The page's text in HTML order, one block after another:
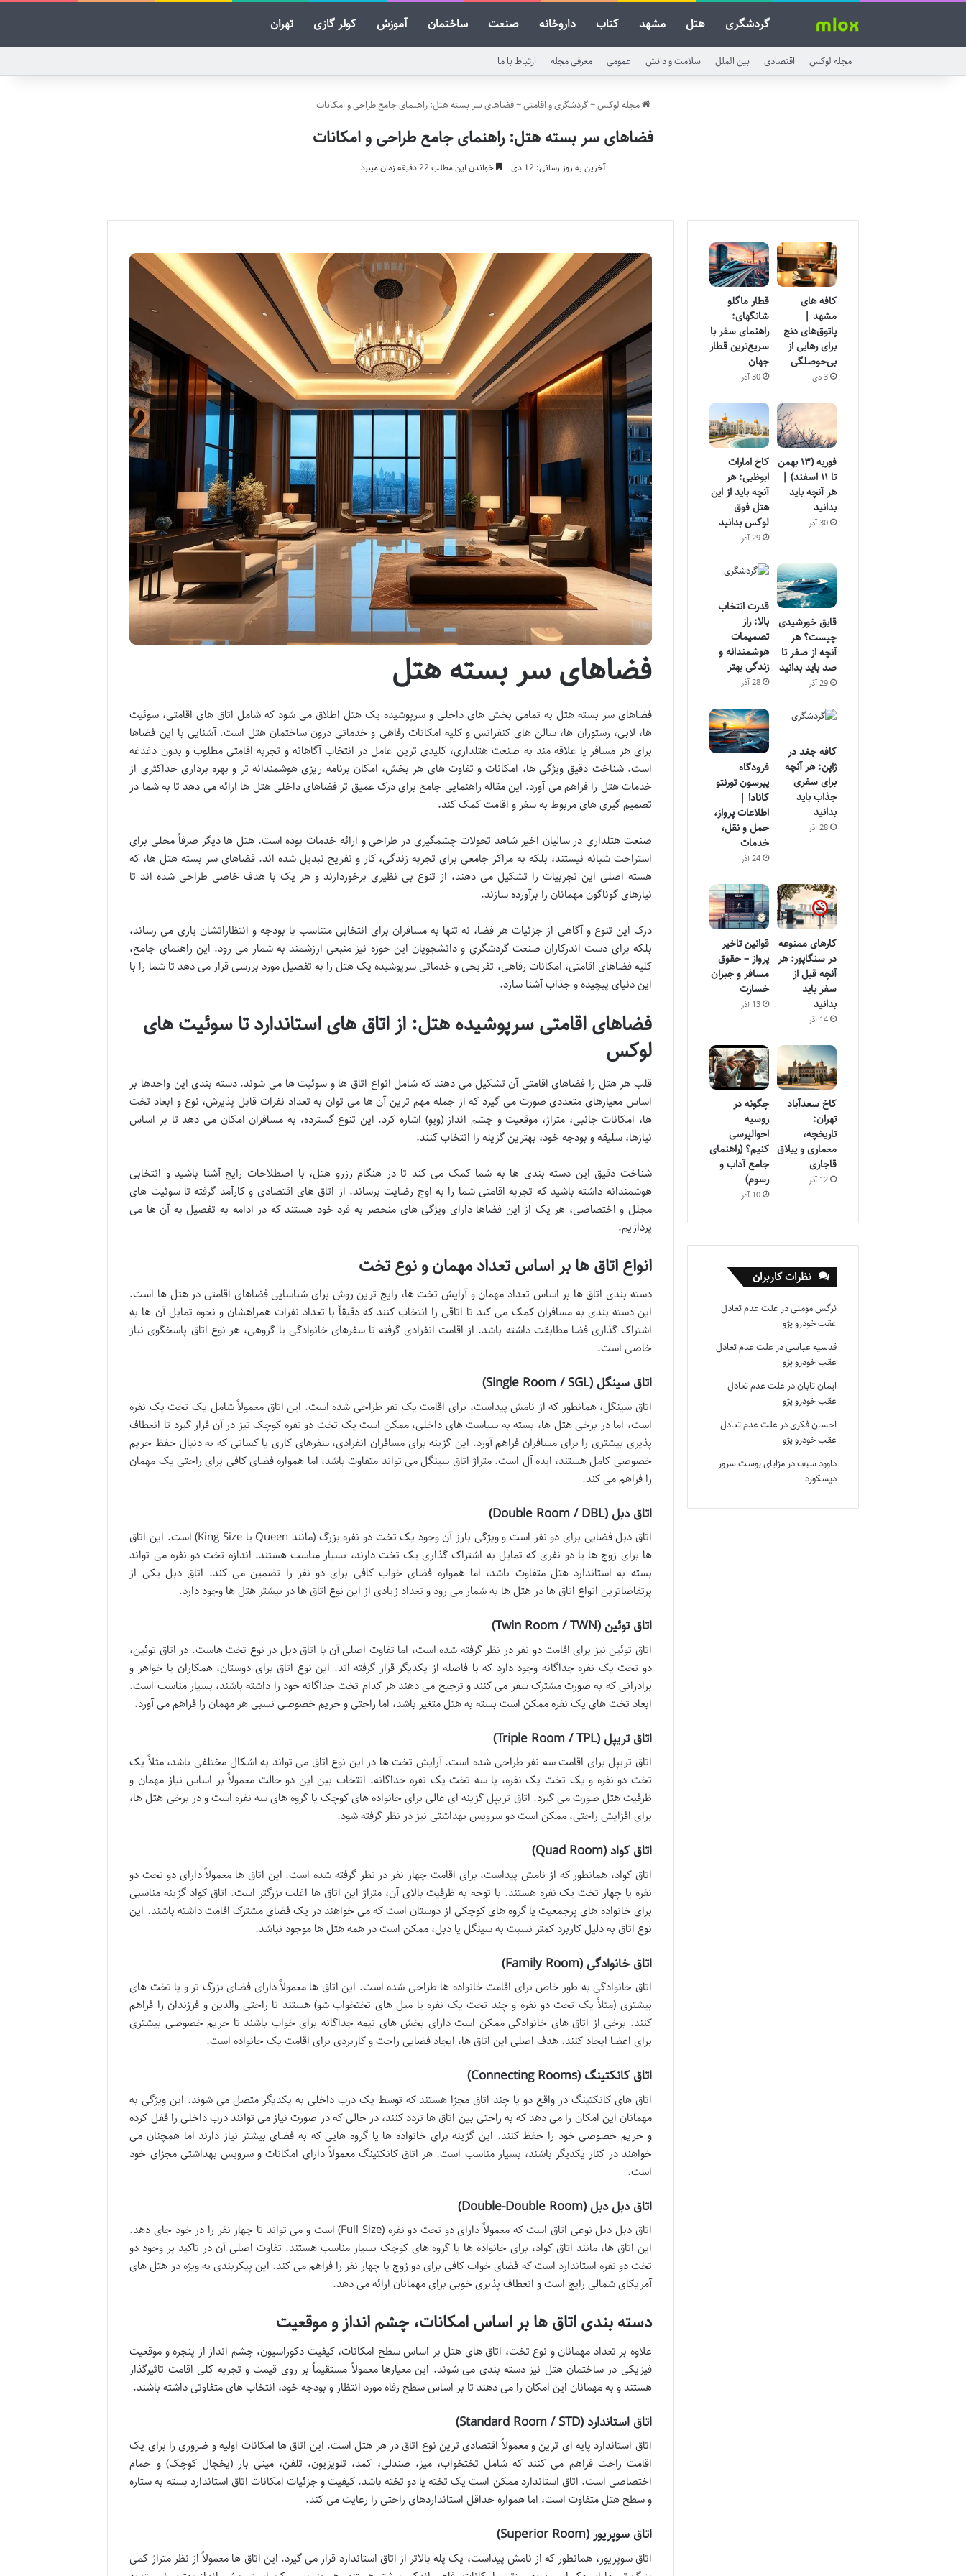
گردشگری هتل مشهد کتاب داروخانه صنعت ساختمان آموزش کولر گازی تهران
مجله لوکس اقتصادی بین الملل سلامت و دانش عمومی معرفی مجله ارتباط با ما
مجله لوکس~گردشگری و اقامتی~فضاهای سر بسته هتل: راهنمای جامع طراحی و امکانات
فضاهای سر بسته هتل: راهنمای جامع طراحی و امکانات
آخرین به روز رسانی: 12 دی خواندن این مطلب 22 دقیقه زمان میبرد
فضاهای سر بسته هتل
فضاهای سر بسته هتل به تمامی بخش های داخلی و سرپوشیده یک هتل اطلاق می شود که شامل اتاق های اقامتی، سوئیت
ها، لابی، رستوران ها، سالن های کنفرانس و کلیه امکانات رفاهی و خدماتی درون ساختمان هتل است. آشنایی با این فضاها
برای هر مسافر یا علاقه مند به صنعت هتلداری، کلیدی ترین عامل در انتخاب آگاهانه و تجربه اقامتی مطلوب و بدون دغدغه
است. شناخت دقیق ویژگی ها، امکانات و تفاوت های هر بخش، امکان برنامه ریزی هوشمندانه تر و بهره برداری حداکثری از
خدمات هتل را فراهم می آورد. این مقاله راهنمایی جامع برای درک عمیق تر فضاهای داخلی هتل ها ارائه می دهد تا به شما در
تصمیم گیری های مربوط به سفر و اقامت کمک کند.
صنعت هتلداری در سالیان اخیر شاهد تحولات چشمگیری در طراحی و ارائه خدمات بوده است. هتل ها دیگر صرفاً محلی برای
استراحت شبانه نیستند، بلکه به مراکز جامعی برای تجربه زندگی، کار و تفریح تبدیل شده اند. فضاهای سر بسته هتل ها، که
هسته اصلی این تجربیات را تشکیل می دهند، از تنوع بی نظیری برخوردارند و هر یک با هدف خاصی طراحی شده اند تا
نیازهای گوناگون مهمانان را برآورده سازند.
درک این تنوع و آگاهی از جزئیات هر فضا، نه تنها به مسافران برای انتخابی متناسب با بودجه و انتظاراتشان یاری می رساند،
بلکه برای دست اندرکاران صنعت گردشگری و دانشجویان این حوزه نیز منبعی ارزشمند به شمار می رود. این راهنمای جامع،
کلیه فضاهای اقامتی، امکانات رفاهی، تفریحی و خدماتی سرپوشیده یک هتل را به تفصیل مورد بررسی قرار می دهد تا شما را با
این دنیای پیچیده و جذاب آشنا سازد.
فضاهای اقامتی سرپوشیده هتل: از اتاق های استاندارد تا سوئیت های
لوکس
قلب هر هتل را فضاهای اقامتی آن تشکیل می دهند که شامل انواع اتاق ها و سوئیت ها می شوند. دسته بندی این واحدها بر
اساس معیارهای متعددی صورت می گیرد که از جمله مهم ترین آن ها می توان به تعداد نفرات قابل پذیرش، نوع و ابعاد تخت
ها، امکانات جانبی، متراژ، موقعیت و چشم انداز (ویو) اشاره کرد. این تنوع گسترده، به مسافران امکان می دهد تا بر اساس
نیازها، سلیقه و بودجه خود، بهترین گزینه را انتخاب کنند.
شناخت دقیق این دسته بندی ها به شما کمک می کند تا در هنگام رزرو هتل، با اصطلاحات رایج آشنا باشید و انتخابی
هوشمندانه داشته باشید که تجربه اقامتی شما را به اوج رضایت برساند. از اتاق های اقتصادی و کارآمد گرفته تا سوئیت های
مجلل و اختصاصی، هر یک از این فضاها دارای ویژگی های منحصر به فرد خود هستند که در ادامه به تفصیل به آن ها می
پردازیم.
انواع اتاق ها بر اساس تعداد مهمان و نوع تخت
دسته بندی اتاق ها بر اساس تعداد مهمان و آرایش تخت ها، رایج ترین روش برای شناسایی فضاهای اقامتی در هتل ها است.
این دسته بندی به مسافران کمک می کند تا اتاقی را انتخاب کنند که دقیقاً با تعداد نفرات همراهشان و نحوه تمایل آن ها به
اشتراک گذاری فضا مطابقت داشته باشد. از اقامت انفرادی گرفته تا سفرهای خانوادگی یا گروهی، هر نوع اتاق پاسخگوی نیاز
خاصی است.
اتاق سینگل (Single Room / SGL)
اتاق سینگل، همانطور که از نامش پیداست، برای اقامت یک نفر طراحی شده است. این اتاق معمولاً شامل یک تخت یک نفره
است، اما در برخی هتل ها، بسته به سیاست های داخلی، ممکن است یک تخت دو نفره کوچک نیز در آن قرار گیرد تا انعطاف
پذیری بیشتری را برای مسافران فراهم آورد. این گزینه برای مسافران انفرادی، سفرهای کاری یا کسانی که به دنبال حفظ حریم
خصوصی کامل هستند، ایده آل است. متراژ اتاق سینگل می تواند متفاوت باشد، اما همواره فضای کافی برای راحتی یک مهمان
را فراهم می کند.
اتاق دبل (Double Room / DBL)
اتاق دبل فضایی برای دو نفر است و ویژگی بارز آن وجود یک تخت دو نفره بزرگ (مانند Queen یا King Size) است. این اتاق
ها برای زوج ها یا دو نفری که تمایل به اشتراک گذاری یک تخت دارند، بسیار مناسب هستند. اندازه تخت دو نفره می تواند
بسته به استاندارد هتل متفاوت باشد، اما همواره فضای خواب کافی برای دو نفر را تضمین می کند. اتاق دبل یکی از
پرتقاضاترین انواع اتاق ها در هتل ها به شمار می رود و تعداد زیادی از این نوع اتاق ها در بیشتر هتل ها وجود دارد.
اتاق توئین (Twin Room / TWN)
اتاق توئین نیز برای اقامت دو نفر در نظر گرفته شده است، اما تفاوت اصلی آن با اتاق دبل در نوع تخت هاست. در اتاق توئین،
دو تخت یک نفره جداگانه وجود دارد که با فاصله از یکدیگر قرار گرفته اند. این نوع اتاق برای دوستان، همکاران یا خواهر و
برادرانی که به صورت مشترک سفر می کنند و ترجیح می دهند هر کدام تخت جداگانه خود را داشته باشند، بسیار مناسب است.
ابعاد تخت های یک نفره ممکن است بسته به هتل متغیر باشد، اما راحتی و حریم خصوصی نسبی هر مهمان را فراهم می آورد.
اتاق تریپل (Triple Room / TPL)
اتاق تریپل برای اقامت سه نفر طراحی شده است. آرایش تخت ها در این نوع اتاق می تواند به اشکال مختلفی باشد، مثلاً یک
تخت دو نفره و یک تخت یک نفره، یا سه تخت یک نفره جداگانه. انتخاب بین این دو حالت معمولاً بر اساس نیاز مهمان و
ظرفیت هتل صورت می گیرد. اتاق تریپل گزینه ای عالی برای خانواده های کوچک یا گروه های سه نفره است و در برخی هتل ها،
برای افزایش راحتی، ممکن است دو سرویس بهداشتی نیز در نظر گرفته شود.
اتاق کواد (Quad Room)
اتاق کواد، همانطور که از نامش پیداست، برای اقامت چهار نفر در نظر گرفته شده است. این اتاق ها معمولاً دارای دو تخت دو
نفره یا چهار تخت یک نفره هستند. با توجه به ظرفیت بالای آن، متراژ این اتاق ها اغلب بزرگتر است. اتاق کواد گزینه مناسبی
برای خانواده های پرجمعیت یا گروه های کوچکی از دوستان است که می خواهند در یک فضای مشترک اقامت داشته باشند. این
نوع اتاق به دلیل کاربرد کمتر نسبت به سینگل یا دبل، ممکن است در همه هتل ها موجود نباشد.
اتاق خانوادگی (Family Room)
اتاق خانوادگی به طور خاص برای اقامت خانواده ها طراحی شده است. این اتاق ها معمولاً دارای فضای بزرگ تر و یا تخت های
بیشتری (مثلاً یک تخت دو نفره و چند تخت یک نفره یا مبل های تختخواب شو) هستند تا راحتی والدین و فرزندان را فراهم
کنند. برخی از اتاق های خانوادگی ممکن است دارای بخش های نیمه جداگانه برای خواب باشند تا حریم خصوصی بیشتری
برای اعضا ایجاد کنند. هدف اصلی این اتاق ها، ایجاد فضایی راحت و کاربردی برای اقامت یک خانواده است.
اتاق کانکتینگ (Connecting Rooms)
اتاق های کانکتینگ در واقع دو یا چند اتاق مجزا هستند که توسط یک درب داخلی به یکدیگر متصل می شوند. این ویژگی به
مهمانان این امکان را می دهد که به راحتی بین اتاق ها تردد کنند، در حالی که در صورت نیاز می توانند درب داخلی را قفل کرده
و حریم خصوصی خود را حفظ کنند. این گزینه برای خانواده ها یا گروه هایی که به فضای بیشتر نیاز دارند اما همچنان می
خواهند در کنار یکدیگر باشند، بسیار مناسب است. هر اتاق کانکتینگ معمولاً دارای امکانات و سرویس بهداشتی مجزای خود
است.
اتاق دبل دبل (Double-Double Room)
اتاق دبل دبل نوعی اتاق است که معمولاً دارای دو تخت دو نفره (Full Size) است و می تواند تا چهار نفر را در خود جای دهد.
این اتاق ها، مانند اتاق کواد، برای خانواده ها یا گروه های کوچک بسیار مناسب هستند. تفاوت اصلی آن در تاکید بر وجود دو
تخت دو نفره استاندارد است که فضای خواب کافی برای دو زوج یا چهار نفر را فراهم می کند. این پیکربندی به ویژه در هتل های
آمریکای شمالی رایج است و انعطاف پذیری خوبی برای مهمانان ارائه می دهد.
دسته بندی اتاق ها بر اساس امکانات، چشم انداز و موقعیت
علاوه بر تعداد مهمانان و نوع تخت، اتاق های هتل بر اساس سطح امکانات، کیفیت دکوراسیون، چشم انداز از پنجره و موقعیت
فیزیکی در ساختمان هتل نیز دسته بندی می شوند. این معیارها معمولاً مستقیماً بر روی قیمت و تجربه کلی اقامت تاثیرگذار
هستند و به مهمانان این امکان را می دهند تا بر اساس سطح رفاه مورد انتظار و بودجه خود، انتخاب های متفاوتی داشته باشند.
اتاق استاندارد (Standard Room / STD)
اتاق استاندارد پایه ای ترین و معمولاً اقتصادی ترین نوع اتاق در هر هتل است. این اتاق ها امکانات اولیه و ضروری را برای یک
اقامت راحت فراهم می کنند که شامل تختخواب، میز، صندلی، کمد، تلویزیون، تلفن، مینی بار (یخچال کوچک) و حمام
اختصاصی است. اتاق استاندارد ممکن است یک تخته یا دو تخته باشد. کیفیت و جزئیات امکانات اتاق استاندارد بسته به ستاره
و سطح هتل متفاوت است، اما همواره حداقل استانداردهای راحتی را رعایت می کند.
اتاق سوپریور (Superior Room)
اتاق سوپریور، همانطور که از نامش پیداست، یک پله بالاتر از اتاق استاندارد قرار می گیرد. این اتاق ها معمولاً از نظر متراژ کمی
کافه های
مشهد |
پاتوق‌های دنج
برای رهایی از
بی‌حوصلگی
3 دی
قطار ماگلو
شانگهای:
راهنمای سفر با
سریع‌ترین قطار
جهان
30 آذر
فوریه (۱۳ بهمن
تا ۱۱ اسفند) |
هر آنچه باید
بدانید
30 آذر
کاخ امارات
ابوظبی: هر
آنچه باید از این
هتل فوق
لوکس بدانید
29 آذر
قایق خورشیدی
چیست؟ هر
آنچه از صفر تا
صد باید بدانید
29 آذر
قدرت انتخاب
بالا: راز
تصمیمات
هوشمندانه و
زندگی بهتر
28 آذر
کافه جغد در
ژاپن: هر آنچه
برای سفری
جذاب باید
بدانید
28 آذر
فرودگاه
پیرسون تورنتو
کانادا |
اطلاعات پرواز،
حمل و نقل،
خدمات
24 آذر
کارهای ممنوعه
در سنگاپور: هر
آنچه قبل از
سفر باید
بدانید
14 آذر
قوانین تاخیر
پرواز – حقوق
مسافر و جبران
خسارت
13 آذر
کاخ سعدآباد
تهران:
تاریخچه،
معماری و ییلاق
قاجاری
12 آذر
چگونه در
روسیه
احوالپرسی
کنیم؟ (راهنمای
جامع آداب و
رسوم)
10 آذر
نظرات کاربران
نرگس مومنیدر علت عدم تعادل
عقب خودرو پژو
قدسیه عباسیدر علت عدم تعادل
عقب خودرو پژو
ایمان تاباندر علت عدم تعادل
عقب خودرو پژو
احسان فکریدر علت عدم تعادل
عقب خودرو پژو
داوود سیفدرمزایای بوست سرور
دیسکورد